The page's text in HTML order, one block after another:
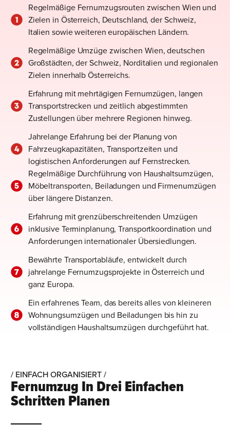
Regelmäßige Fernumzugsrouten zwischen Wien und
Zielen in Österreich, Deutschland, der Schweiz,
Italien sowie weiteren europäischen Ländern.
Regelmäßige Umzüge zwischen Wien, deutschen
Großstädten, der Schweiz, Norditalien und regionalen
Zielen innerhalb Österreichs.
Erfahrung mit mehrtägigen Fernumzügen, langen
Transportstrecken und zeitlich abgestimmten
Zustellungen über mehrere Regionen hinweg.
Jahrelange Erfahrung bei der Planung von
Fahrzeugkapazitäten, Transportzeiten und
logistischen Anforderungen auf Fernstrecken.
Regelmäßige Durchführung von Haushaltsumzügen,
Möbeltransporten, Beiladungen und Firmenumzügen
über längere Distanzen.
Erfahrung mit grenzüberschreitenden Umzügen
inklusive Terminplanung, Transportkoordination und
Anforderungen internationaler Übersiedlungen.
Bewährte Transportabläufe, entwickelt durch
jahrelange Fernumzugsprojekte in Österreich und
ganz Europa.
Ein erfahrenes Team, das bereits alles von kleineren
Wohnungsumzügen und Beiladungen bis hin zu
vollständigen Haushaltsumzügen durchgeführt hat.
/ EINFACH ORGANISIERT /
Fernumzug In Drei Einfachen
Schritten Planen